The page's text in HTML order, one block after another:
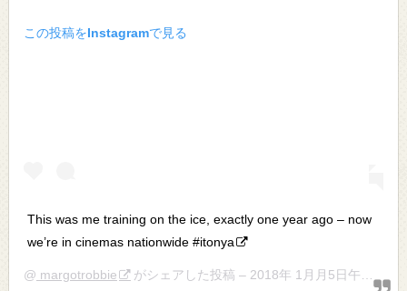
この投稿をInstagramで見る
This was me training on the ice, exactly one year ago – now
we’re in cinemas nationwide #itonya
@ margotrobbie がシェアした投稿 – 2018年 1月月5日午後4時48分PST